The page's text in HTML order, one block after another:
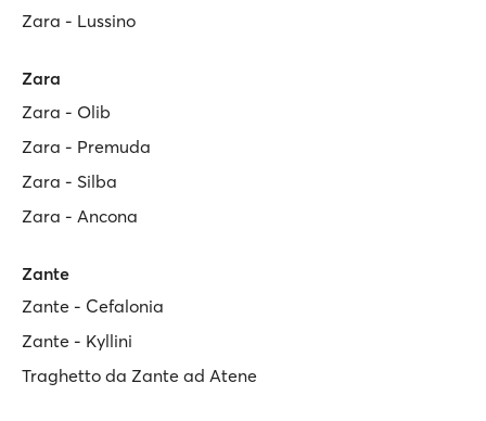
Zara - Lussino
Zara
Zara - Olib
Zara - Premuda
Zara - Silba
Zara - Ancona
Zante
Zante - Cefalonia
Zante - Kyllini
Traghetto da Zante ad Atene